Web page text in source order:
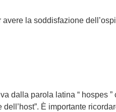
la soddisfazione
parola latina “ hospes
È importante